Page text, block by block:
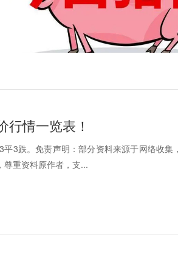
情一览表！
3跌。免责声明：部分资料来源于网络收集
尊重资料原作者，支...